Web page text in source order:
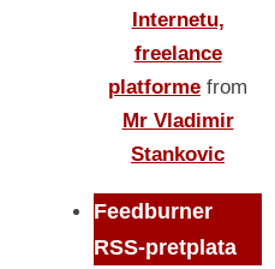
Internetu,
freelance
platforme from
Mr Vladimir
Stankovic
Feedburner
RSS-pretplata